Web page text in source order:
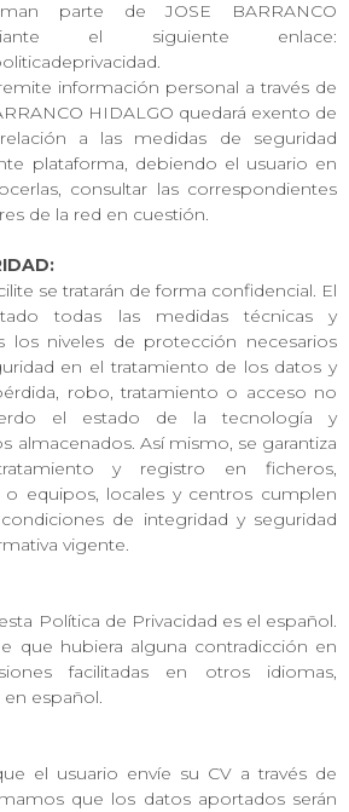
parte de JOSE BARRANCO
el siguiente enlace:
información personal a través de
HIDALGO quedará exento de
a las medidas de seguridad
plataforma, debiendo el usuario en
consultar las correspondientes
de la red en cuestión.
se tratarán de forma confidencial. El
todas las medidas técnicas y
los niveles de protección necesarios
en el tratamiento de los datos y
robo, tratamiento o acceso no
el estado de la tecnología y
almacenados. Así mismo, se garantiza
y registro en ficheros,
o equipos, locales y centros cumplen
de integridad y seguridad
vigente.
Política de Privacidad es el español.
que hubiera alguna contradicción en
facilitadas en otros idiomas,
en español.
el usuario envíe su CV a través de
que los datos aportados serán